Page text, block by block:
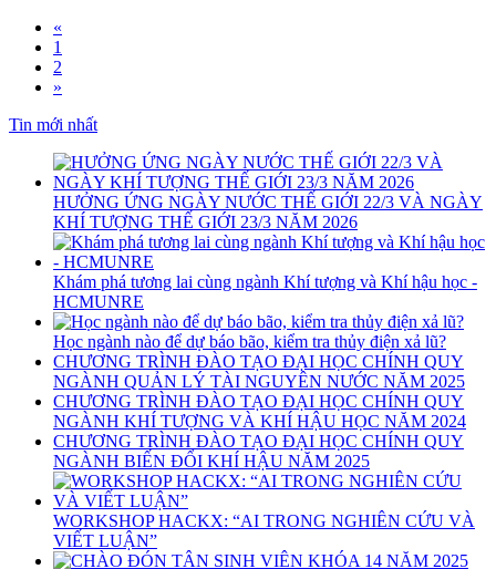
«
1
2
»
Tin mới nhất
HƯỞNG ỨNG NGÀY NƯỚC THẾ GIỚI 22/3 VÀ NGÀY
KHÍ TƯỢNG THẾ GIỚI 23/3 NĂM 2026
Khám phá tương lai cùng ngành Khí tượng và Khí hậu học -
HCMUNRE
Học ngành nào để dự báo bão, kiểm tra thủy điện xả lũ?
CHƯƠNG TRÌNH ĐÀO TẠO ĐẠI HỌC CHÍNH QUY
NGÀNH QUẢN LÝ TÀI NGUYÊN NƯỚC NĂM 2025
CHƯƠNG TRÌNH ĐÀO TẠO ĐẠI HỌC CHÍNH QUY
NGÀNH KHÍ TƯỢNG VÀ KHÍ HẬU HỌC NĂM 2024
CHƯƠNG TRÌNH ĐÀO TẠO ĐẠI HỌC CHÍNH QUY
NGÀNH BIẾN ĐỔI KHÍ HẬU NĂM 2025
WORKSHOP HACKX: “AI TRONG NGHIÊN CỨU VÀ
VIẾT LUẬN”